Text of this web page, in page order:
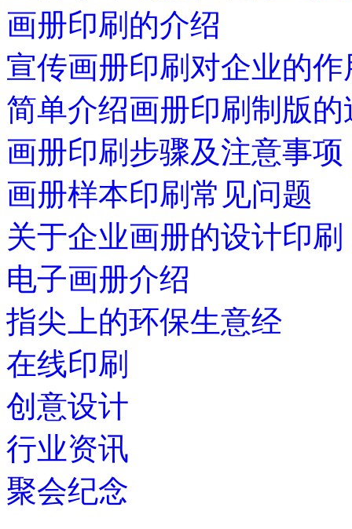
画册印刷的介绍
宣传画册印刷对企业的作
简单介绍画册印刷制版的
画册印刷步骤及注意事项
画册样本印刷常见问题
关于企业画册的设计印刷
电子画册介绍
指尖上的环保生意经
在线印刷
创意设计
行业资讯
聚会纪念